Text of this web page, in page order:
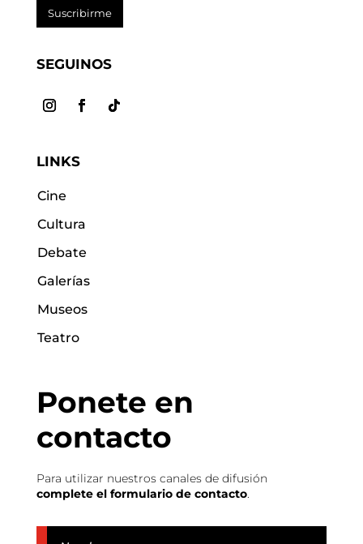
Suscribirme
SEGUINOS
LINKS
Cine
Cultura
Debate
Galerías
Museos
Teatro
Ponete en
contacto
Para utilizar nuestros canales de difusión
complete el formulario de contacto.